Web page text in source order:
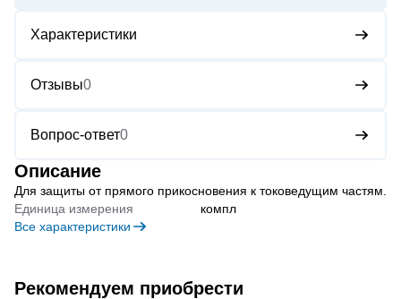
Характеристики
Отзывы0
Вопрос-ответ0
Описание
Для защиты от прямого прикосновения к токоведущим частям.
Единица измерения
компл
Все характеристики
Рекомендуем приобрести